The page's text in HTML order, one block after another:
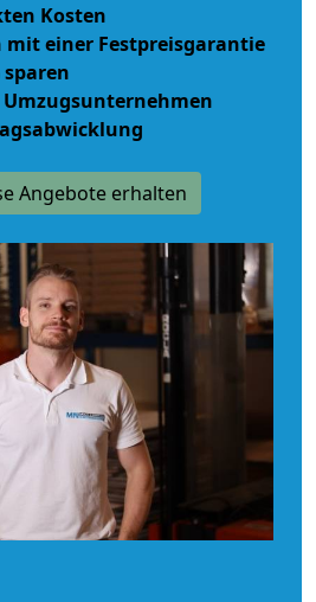
Kosten
mit einer Festpreisgarantie
sparen
Angebote erhalten